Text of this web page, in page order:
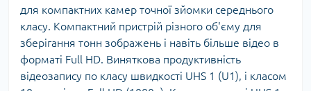
для компактних камер точної зйомки середнього
класу. Компактний пристрій різного об'єму для
зберігання тонн зображень і навіть більше відео в
форматі Full HD. Виняткова продуктивність
відеозапису по класу швидкості UHS 1 (U1), і класом